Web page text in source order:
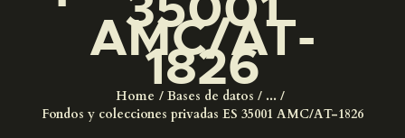
AMC/AT-
1826
Home Bases de datos
...
Fondos y colecciones privadas ES 35001 AMC/AT-1826
EL MUSEO